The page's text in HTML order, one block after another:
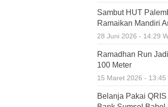
Sambut HUT
Ramaikan Mandiri
28 Juni 2026 - 14:29
Ramadhan Run
100 Meter
15 Maret 2026 - 13:45
Belanja Pakai